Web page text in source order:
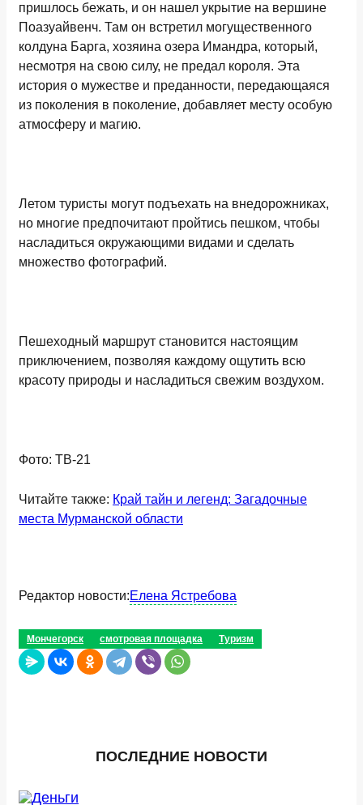
пришлось бежать, и он нашел укрытие на вершине
Поазуайвенч. Там он встретил могущественного
колдуна Барга, хозяина озера Имандра, который,
несмотря на свою силу, не предал короля. Эта
история о мужестве и преданности, передающаяся
из поколения в поколение, добавляет месту особую
атмосферу и магию.
Летом туристы могут подъехать на внедорожниках,
но многие предпочитают пройтись пешком, чтобы
насладиться окружающими видами и сделать
множество фотографий.
Пешеходный маршрут становится настоящим
приключением, позволяя каждому ощутить всю
красоту природы и насладиться свежим воздухом.
Фото: ТВ-21
Читайте также: Край тайн и легенд: Загадочные
места Мурманской области
Редактор новости:Елена Ястребова
Мончегорск смотровая площадка Туризм
ПОСЛЕДНИЕ НОВОСТИ